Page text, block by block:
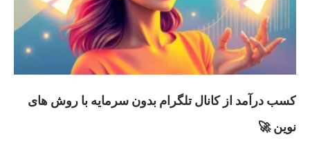
کسب درآمد از کانال تلگرام بدون سرمایه با روش های
نوین 🚀